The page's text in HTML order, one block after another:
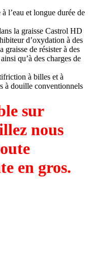
l’eau et longue durée de
la graisse Castrol HD
d’oxydation à des
graisse de résister à des
qu’à des charges de
à billes et à
à douille conventionnels
sur
nous
en gros.